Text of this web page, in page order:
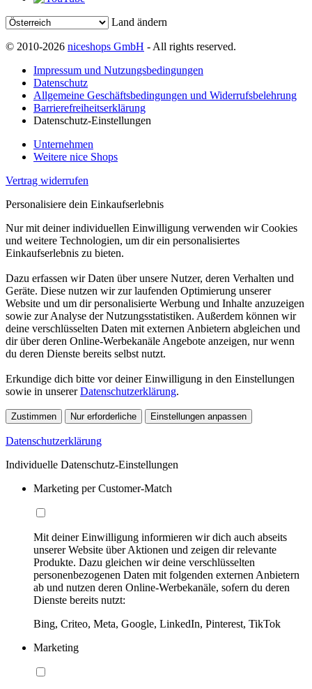
Land ändern
© 2010-2026 niceshops GmbH - All rights reserved.
Impressum und Nutzungsbedingungen
Datenschutz
Allgemeine Geschäftsbedingungen und Widerrufsbelehrung
Barrierefreiheitserklärung
Datenschutz-Einstellungen
Unternehmen
Weitere nice Shops
Vertrag widerrufen
Personalisiere dein Einkaufserlebnis
Nur mit deiner individuellen Einwilligung verwenden wir Cookies
und weitere Technologien, um dir ein personalisiertes
Einkaufserlebnis zu bieten.
Dazu erfassen wir Daten über unsere Nutzer, deren Verhalten und
Geräte. Diese nutzen wir zur laufenden Optimierung unserer
Website und um dir personalisierte Werbung und Inhalte anzuzeigen
sowie zur Analyse der Nutzungsstatistiken. Außerdem können wir
deine verschlüsselten Daten mit externen Anbietern abgleichen und
dir über deren Online-Werbekanäle Angebote anzeigen, nur wenn
du deren Dienste bereits selbst nutzt.
Erkundige dich bitte vor deiner Einwilligung in den Einstellungen
sowie in unsererDatenschutzerklärung.
Zustimmen Nur erforderliche Einstellungen anpassen
Datenschutzerklärung
Individuelle Datenschutz-Einstellungen
Marketing per Customer-Match
Mit deiner Einwilligung informieren wir dich auch abseits
unserer Website über Aktionen und zeigen dir relevante
Produkte. Dazu gleichen wir deine verschlüsselten
personenbezogenen Daten mit folgenden externen Anbietern
ab und nutzen deren Online-Werbekanäle, sofern du deren
Dienste bereits nutzt:
Bing, Criteo, Meta, Google, LinkedIn, Pinterest, TikTok
Marketing